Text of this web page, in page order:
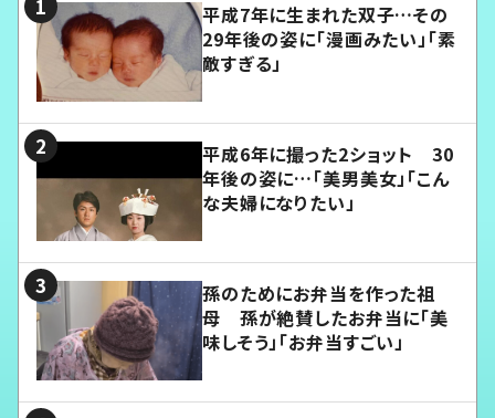
平成7年に生まれた双子…その
29年後の姿に「漫画みたい」「素
敵すぎる」
平成6年に撮った2ショット 30
年後の姿に…「美男美女」「こん
な夫婦になりたい」
孫のためにお弁当を作った祖
母 孫が絶賛したお弁当に「美
味しそう」「お弁当すごい」